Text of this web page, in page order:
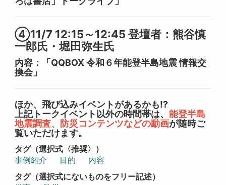
④11/7 12:15～12:45 登壇者：熊谷慎
一郎氏・堀田弥生氏
内容：「QQBOX 令和６年能登半島地震 情報交
換会」
ほか、飛び込みイベントがあるかも⁉
上記トークイベント以外の時間帯は、能登半島
地震調査、防災コンテンツなどの動画が随時ご
覧いただけます。
タグ（選択式〈推奨〉）
事例紹介
目的
内容
タグ（選択式にないものをフリー記述）